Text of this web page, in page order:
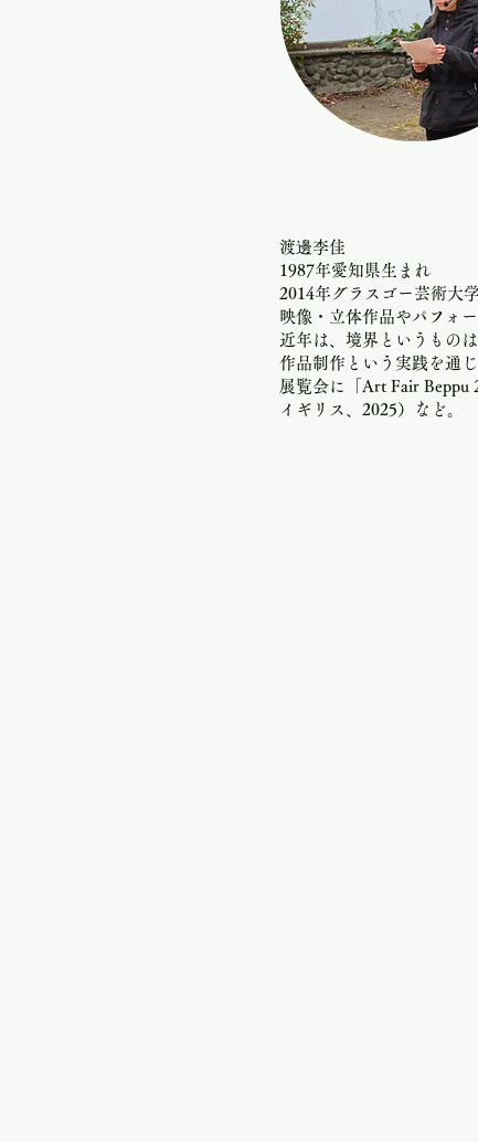
渡邊李佳
1987年愛知県生まれ
2014年グラスゴー芸術大
映像・立体作品やパフォ
近年は、境界というもの
作品制作という実践を通
展覧会に「Art Fair Beppu
イギリス、2025）など。